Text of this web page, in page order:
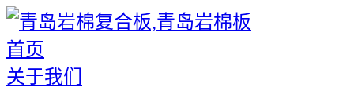
首页
关于我们